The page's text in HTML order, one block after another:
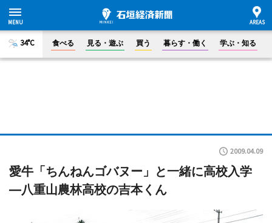
34°C 食べる 見る・遊ぶ 買う 暮らす・働く 学ぶ・知る
2009.04.09
愛牛「ちんねんゴバヌー」と一緒に高校入学
―八重山農林高校の吉本くん